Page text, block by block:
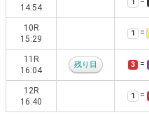
14:54
10R
15:29
1 =
11R
16:04
残り目 3 =
12R
16:40
1 =